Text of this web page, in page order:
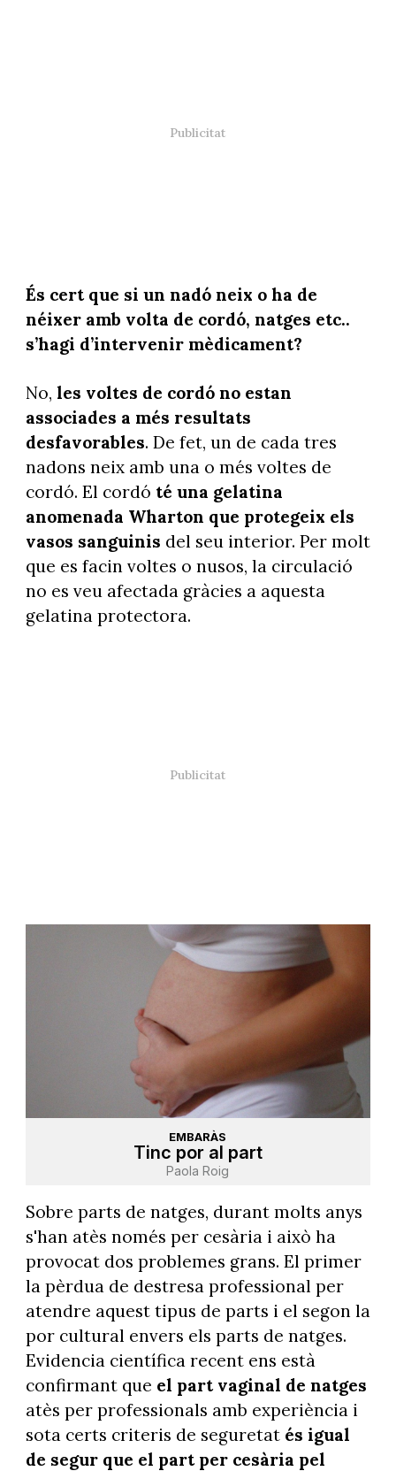
És cert que si un nadó neix o ha de
néixer amb volta de cordó, natges etc..
s’hagi d’intervenir mèdicament?
No, les voltes de cordó no estan
associades a més resultats
desfavorables. De fet, un de cada tres
nadons neix amb una o més voltes de
cordó. El cordó té una gelatina
anomenada Wharton que protegeix els
vasos sanguinis del seu interior. Per molt
que es facin voltes o nusos, la circulació
no es veu afectada gràcies a aquesta
gelatina protectora.
EMBARÀS
Tinc por al part
Paola Roig
Sobre parts de natges, durant molts anys
s'han atès només per cesària i això ha
provocat dos problemes grans. El primer
la pèrdua de destresa professional per
atendre aquest tipus de parts i el segon la
por cultural envers els parts de natges.
Evidencia científica recent ens està
confirmant que el part vaginal de natges
atès per professionals amb experiència i
sota certs criteris de seguretatés igual
de segur que el part per cesària pel